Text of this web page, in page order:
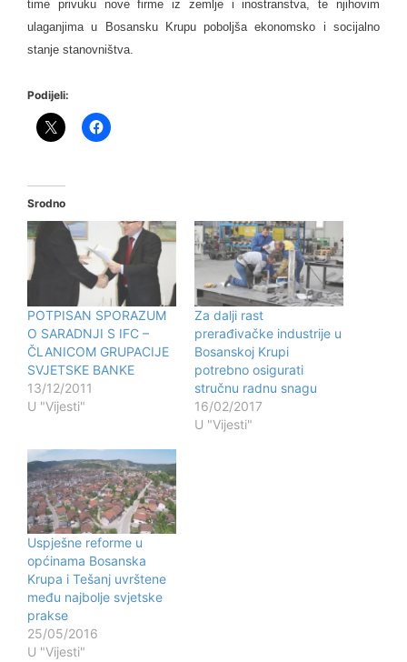
time privuku nove firme iz zemlje i inostranstva, te njihovim
ulaganjima u Bosansku Krupu poboljša ekonomsko i socijalno
stanje stanovništva.
Podijeli:
Srodno
POTPISAN SPORAZUM
O SARADNJI S IFC –
ČLANICOM GRUPACIJE
SVJETSKE BANKE
13/12/2011
U "Vijesti"
Za dalji rast
prerađivačke industrije u
Bosanskoj Krupi
potrebno osigurati
stručnu radnu snagu
16/02/2017
U "Vijesti"
Uspješne reforme u
općinama Bosanska
Krupa i Tešanj uvrštene
među najbolje svjetske
prakse
25/05/2016
U "Vijesti"